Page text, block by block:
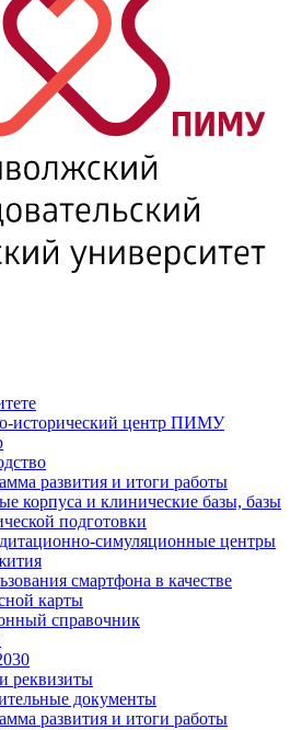
исторический центр ПИМУ
развития и итоги работы
корпуса и клинические базы, базы
подготовки
симуляционные центры
смартфона в качестве
карты
справочник
реквизиты
документы
развития и итоги работы